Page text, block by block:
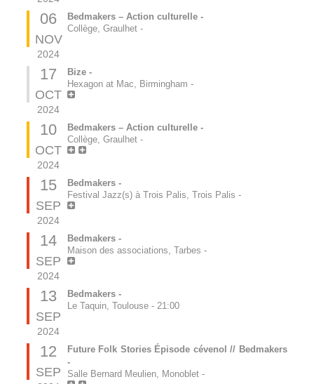
06
NOV
2024
Bedmakers – Action culturelle -
Collège, Graulhet -
17
OCT
2024
Bize -
Hexagon at Mac, Birmingham -
10
OCT
2024
Bedmakers – Action culturelle -
Collège, Graulhet -
15
SEP
2024
Bedmakers -
Festival Jazz(s) à Trois Palis, Trois Palis -
14
SEP
2024
Bedmakers -
Maison des associations, Tarbes -
13
SEP
2024
Bedmakers -
Le Taquin, Toulouse - 21:00
12
SEP
Future Folk Stories Épisode cévenol // Bedmakers
-
Salle Bernard Meulien, Monoblet -